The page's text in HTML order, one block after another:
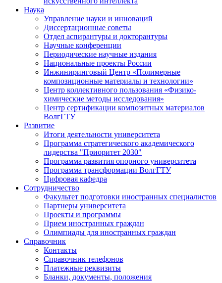
Наука
Управление науки и инноваций
Диссертационные советы
Отдел аспирантуры и докторантуры
Научные конференции
Периодические научные издания
Национальные проекты России
Инжиниринговый Центр «Полимерные
композиционные материалы и технологии»
Центр коллективного пользования «Физико-
химические методы исследования»
Центр сертификации композитных материалов
ВолгГТУ
Развитие
Итоги деятельности университета
Программа стратегического академического
лидерства "Приоритет 2030"
Программа развития опорного университета
Программа трансформации ВолгГТУ
Цифровая кафедра
Сотрудничество
Факультет подготовки иностранных специалистов
Партнеры университета
Проекты и программы
Прием иностранных граждан
Олимпиады для иностранных граждан
Справочник
Контакты
Справочник телефонов
Платежные реквизиты
Бланки, документы, положения